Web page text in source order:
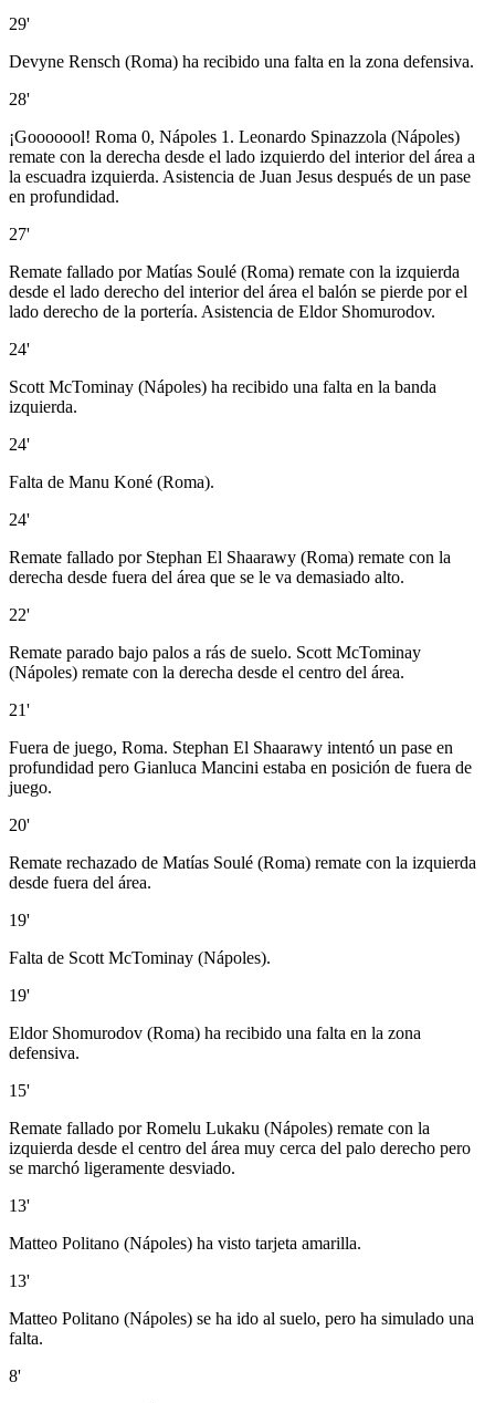
29'
Devyne Rensch (Roma) ha recibido una falta en la zona defensiva.
28'
¡Gooooool! Roma 0, Nápoles 1. Leonardo Spinazzola (Nápoles)
remate con la derecha desde el lado izquierdo del interior del área a
la escuadra izquierda. Asistencia de Juan Jesus después de un pase
en profundidad.
27'
Remate fallado por Matías Soulé (Roma) remate con la izquierda
desde el lado derecho del interior del área el balón se pierde por el
lado derecho de la portería. Asistencia de Eldor Shomurodov.
24'
Scott McTominay (Nápoles) ha recibido una falta en la banda
izquierda.
24'
Falta de Manu Koné (Roma).
24'
Remate fallado por Stephan El Shaarawy (Roma) remate con la
derecha desde fuera del área que se le va demasiado alto.
22'
Remate parado bajo palos a rás de suelo. Scott McTominay
(Nápoles) remate con la derecha desde el centro del área.
21'
Fuera de juego, Roma. Stephan El Shaarawy intentó un pase en
profundidad pero Gianluca Mancini estaba en posición de fuera de
juego.
20'
Remate rechazado de Matías Soulé (Roma) remate con la izquierda
desde fuera del área.
19'
Falta de Scott McTominay (Nápoles).
19'
Eldor Shomurodov (Roma) ha recibido una falta en la zona
defensiva.
15'
Remate fallado por Romelu Lukaku (Nápoles) remate con la
izquierda desde el centro del área muy cerca del palo derecho pero
se marchó ligeramente desviado.
13'
Matteo Politano (Nápoles) ha visto tarjeta amarilla.
13'
Matteo Politano (Nápoles) se ha ido al suelo, pero ha simulado una
falta.
8'